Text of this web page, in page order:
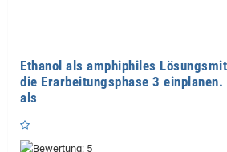
Ethanol als amphiphiles
die Erarbeitungsphase 3
als